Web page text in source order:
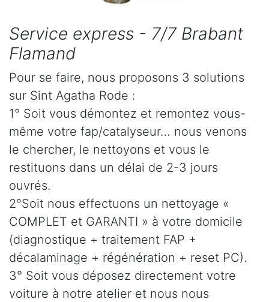
Service express - 7/7 Brabant
Flamand
Pour se faire, nous proposons 3 solutions
sur Sint Agatha Rode :
1° Soit vous démontez et remontez vous-
même votre fap/catalyseur… nous venons
le chercher, le nettoyons et vous le
restituons dans un délai de 2-3 jours
ouvrés.
2°Soit nous effectuons un nettoyage «
COMPLET et GARANTI » à votre domicile
(diagnostique + traitement FAP +
décalaminage + régénération + reset PC).
3° Soit vous déposez directement votre
voiture à notre atelier et nous nous